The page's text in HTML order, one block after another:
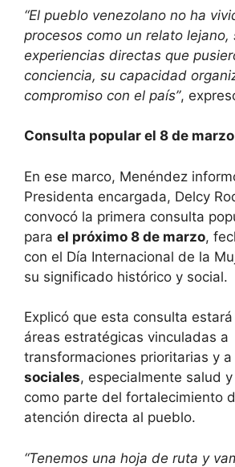
“El pueblo venezolano no ha
procesos como un relato lejano,
experiencias directas que
conciencia, su capacidad
compromiso con el país”,
Consulta popular el 8 de marzo
En ese marco, Menéndez
Presidenta encargada, Delcy
convocó la primera consulta
para el próximo 8 de marzo,
con el Día Internacional de la
su significado histórico y social.
Explicó que esta consulta
áreas estratégicas vinculadas a
transformaciones prioritarias y a
sociales, especialmente salud
como parte del fortalecimiento
atención directa al pueblo.
“Tenemos una hoja de ruta y